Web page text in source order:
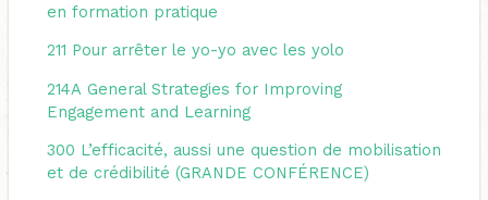
en formation pratique
211 Pour arrêter le yo-yo avec les yolo
214A General Strategies for Improving
Engagement and Learning
300 L’efficacité, aussi une question de mobilisation
et de crédibilité (GRANDE CONFÉRENCE)